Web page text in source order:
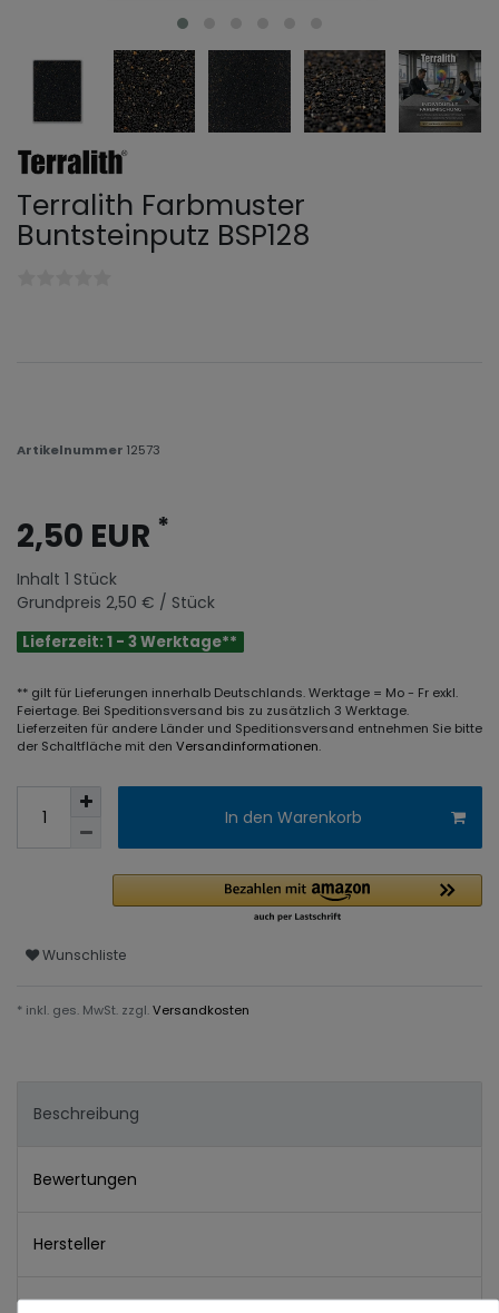
Terralith Farbmuster
Buntsteinputz BSP128
Artikelnummer 12573
2,50 EUR *
Inhalt 1 Stück
Grundpreis 2,50 € / Stück
Lieferzeit: 1 - 3 Werktage**
** gilt für Lieferungen innerhalb Deutschlands. Werktage = Mo - Fr exkl.
Feiertage. Bei Speditionsversand bis zu zusätzlich 3 Werktage.
Lieferzeiten für andere Länder und Speditionsversand entnehmen Sie bitte
der Schaltfläche mit den Versandinformationen.
In den Warenkorb
Wunschliste
* inkl. ges. MwSt. zzgl.Versandkosten
Beschreibung
Bewertungen
Hersteller